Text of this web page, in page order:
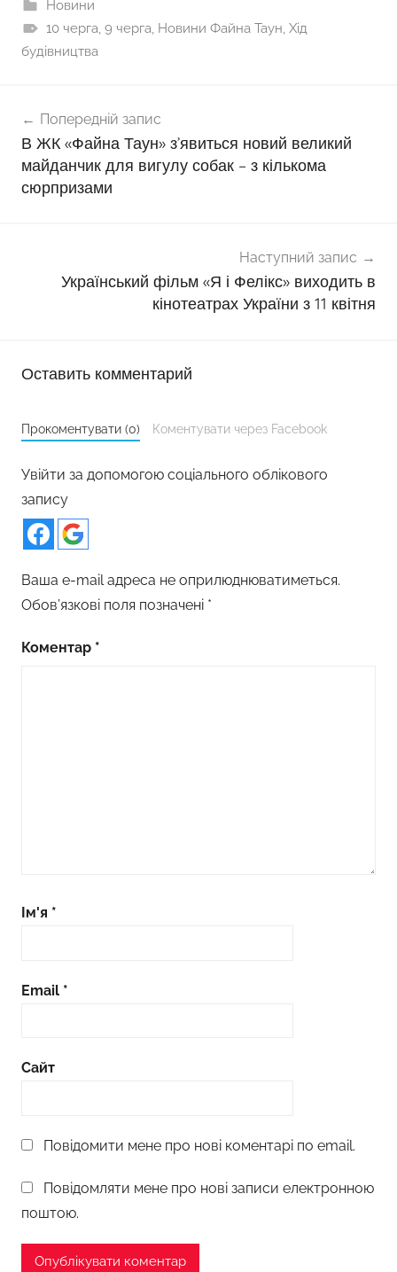
Новини
10 черга, 9 черга, Новини Файна Таун, Хід
будівництва
записів
Попередній запис
В ЖК «Файна Таун» з’явиться новий великий
майданчик для вигулу собак – з кількома
сюрпризами
Наступний запис
Український фільм «Я і Фелікс» виходить в
кінотеатрах України з 11 квітня
Оставить комментарий
Прокоментувати (0) Коментувати через Facebook
Увійти за допомогою соціального облікового
запису
Ваша e-mail адреса не оприлюднюватиметься.
Обов’язкові поля позначені *
Коментар *
Ім'я *
Email *
Сайт
Повідомити мене про нові коментарі по email.
Повідомляти мене про нові записи електронною
поштою.